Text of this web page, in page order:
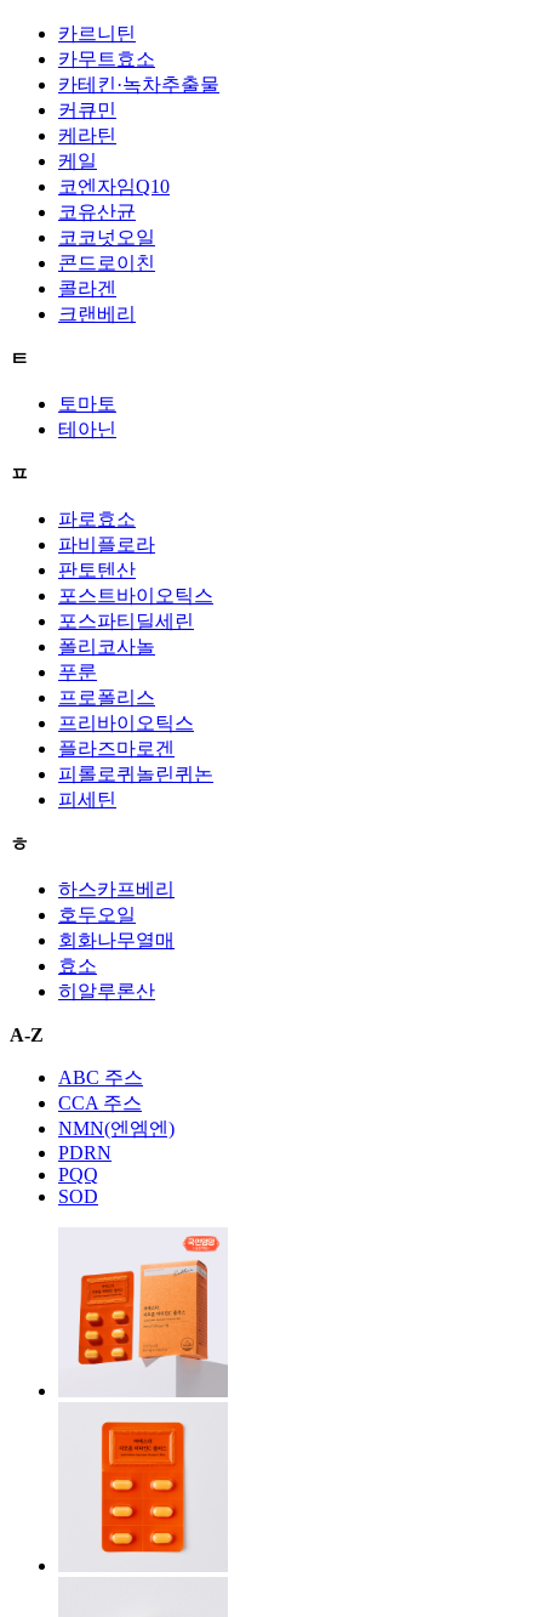
카르니틴
카무트효소
카테킨·녹차추출물
커큐민
케라틴
케일
코엔자임Q10
코유산균
코코넛오일
콘드로이친
콜라겐
크랜베리
ㅌ
토마토
테아닌
ㅍ
파로효소
파비플로라
판토텐산
포스트바이오틱스
포스파티딜세린
폴리코사놀
푸룬
프로폴리스
프리바이오틱스
플라즈마로겐
피롤로퀴놀린퀴논
피세틴
ㅎ
하스카프베리
호두오일
회화나무열매
효소
히알루론산
A-Z
ABC 주스
CCA 주스
NMN(엔엠엔)
PDRN
PQQ
SOD